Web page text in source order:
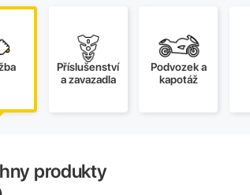
Příslušenství
a zavazadla
Podvozek a
kapotáž
produkty